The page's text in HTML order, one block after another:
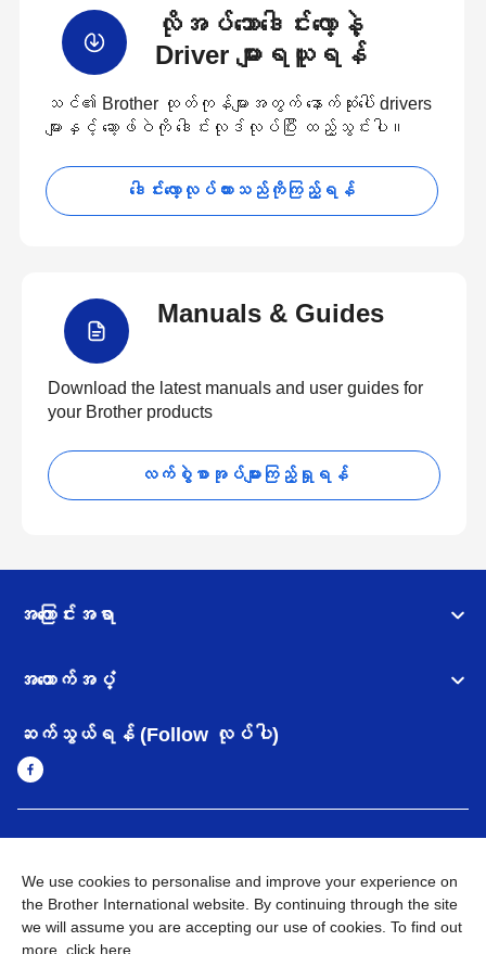
လိုအပ်သောဒေါင်းလော့နဲ့
Driver များရယူရန်
သင်၏ Brother ထုတ်ကုန်များအတွက် နောက်ဆုံးပေါ် drivers
များနှင့် ဆော့ဖ်ဝဲကို ဒေါင်းလုဒ်လုပ်ပြီး ထည့်သွင်းပါ။
ဒေါင်းလော့လုပ်ထားသည်ကိုကြည့်ရန်
Manuals & Guides
Download the latest manuals and user guides for
your Brother products
လက်စွဲစာအုပ်များကြည့်ရှုရန်
အကြောင်းအရာ
အထောက်အပံ့
ဆက်သွယ်ရန် (Follow လုပ်ပါ)
အချက်အလက်မူဝါဒ အသုံးပြုမူဝါဒ
သုံးစွဲရန် ဝက်ဆိုဒ်အညွှန်း
Brother Global ဝက်ဆိုဒ်သို့သွားရန်
We use cookies to personalise and improve your experience on
the Brother International website. By continuing through the site
we will assume you are accepting our use of cookies. To find out
more, click here